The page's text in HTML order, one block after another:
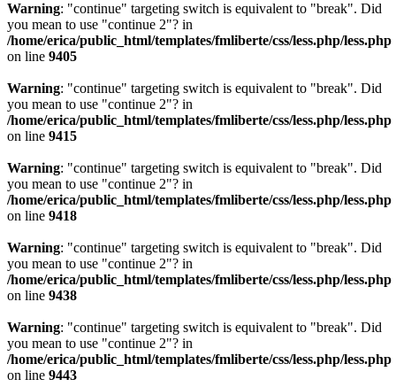
Warning: "continue" targeting switch is equivalent to "break". Did
you mean to use "continue 2"? in
/home/erica/public_html/templates/fmliberte/css/less.php/less.php
on line 9405
Warning: "continue" targeting switch is equivalent to "break". Did
you mean to use "continue 2"? in
/home/erica/public_html/templates/fmliberte/css/less.php/less.php
on line 9415
Warning: "continue" targeting switch is equivalent to "break". Did
you mean to use "continue 2"? in
/home/erica/public_html/templates/fmliberte/css/less.php/less.php
on line 9418
Warning: "continue" targeting switch is equivalent to "break". Did
you mean to use "continue 2"? in
/home/erica/public_html/templates/fmliberte/css/less.php/less.php
on line 9438
Warning: "continue" targeting switch is equivalent to "break". Did
you mean to use "continue 2"? in
/home/erica/public_html/templates/fmliberte/css/less.php/less.php
on line 9443